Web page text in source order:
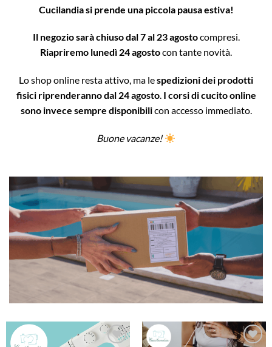
Cucilandia si prende una piccola pausa estiva!
Il negozio sarà chiuso dal 7 al 23 agostocompresi.
Riapriremo lunedì 24 agostocon tante novità.
Lo shop online resta attivo, ma lespedizioni dei prodotti
fisici riprenderanno dal 24 agosto. I corsi di cucito online
sono invece sempre disponibilicon accesso immediato.
Buone vacanze!